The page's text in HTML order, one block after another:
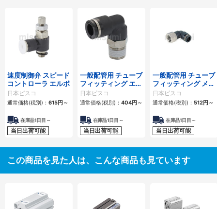
速度制御弁 スピード
コントローラ エルボ
日本ピスコ
通常価格(税別)： 615円 ～
在庫品1日目～
当日出荷可能
一般配管用 チューブ
フィッティング エル
ボ
日本ピスコ
通常価格(税別)： 404円 ～
在庫品1日目～
当日出荷可能
一般配管用 チューブ
フィッティング メス
エルボ
日本ピスコ
通常価格(税別)： 512円 ～
在庫品1日目～
当日出荷可能
この商品を見た人は、こんな商品も見ています